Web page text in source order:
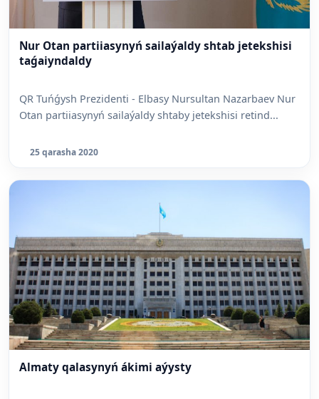
Nur Otan partiiasynyń sailaýaldy shtab jetekshisi
taǵaiyndaldy
QR Tuńǵysh Prezidenti - Elbasy Nursultan Nazarbaev Nur
Otan partiiasynyń sailaýaldy shtaby jetekshisi retind...
25 qarasha 2020
Almaty qalasynyń ákimi aýysty